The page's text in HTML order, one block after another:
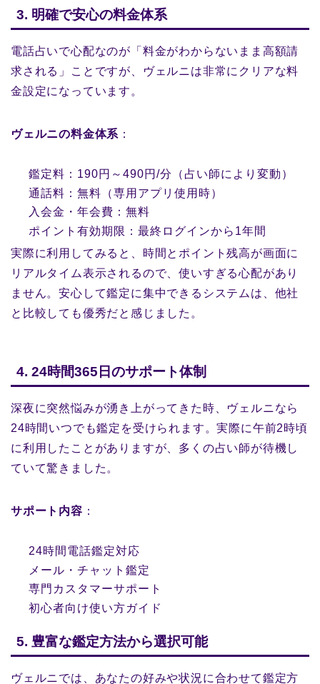
3. 明確で安心の料金体系
電話占いで心配なのが「料金がわからないまま高額請
求される」ことですが、ヴェルニは非常にクリアな料
金設定になっています。
ヴェルニの料金体系 ：
鑑定料：190円～490円/分（占い師により変動）
通話料：無料（専用アプリ使用時）
入会金・年会費：無料
ポイント有効期限：最終ログインから1年間
実際に利用してみると、時間とポイント残高が画面に
リアルタイム表示されるので、使いすぎる心配があり
ません。安心して鑑定に集中できるシステムは、他社
と比較しても優秀だと感じました。
4. 24時間365日のサポート体制
深夜に突然悩みが湧き上がってきた時、ヴェルニなら
24時間いつでも鑑定を受けられます。実際に午前2時頃
に利用したことがありますが、多くの占い師が待機し
ていて驚きました。
サポート内容 ：
24時間電話鑑定対応
メール・チャット鑑定
専門カスタマーサポート
初心者向け使い方ガイド
5. 豊富な鑑定方法から選択可能
ヴェルニでは、あなたの好みや状況に合わせて鑑定方